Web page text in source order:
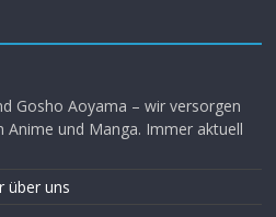
Gosho Aoyama – wir versorgen
und Manga. Immer aktuell
über uns